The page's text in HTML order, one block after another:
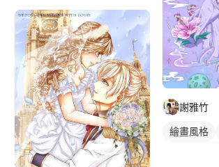
謝雅竹
繪畫風格